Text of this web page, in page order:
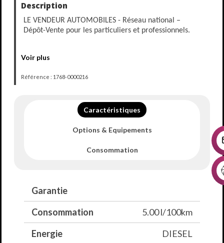
Description
LE VENDEUR AUTOMOBILES - Réseau national –
Dépôt-Vente pour les particuliers et professionnels.
toute la France pour trouver ou vendre votre véhicule
TARIF HORS FRAIS D’AGENCE & CARTE GRISE
18h00.
LE VENDEUR AUTOMOBILES
45 N10 VOIE LATERALE S (Centre commercial
Sémaphore)
78310 COIGNIERES
Voir plus
Référence : 1768-0000216
Caractéristiques
Options & Equipements
Consommation
Garantie
Consommation
5.00 l/100km
Energie
DIESEL